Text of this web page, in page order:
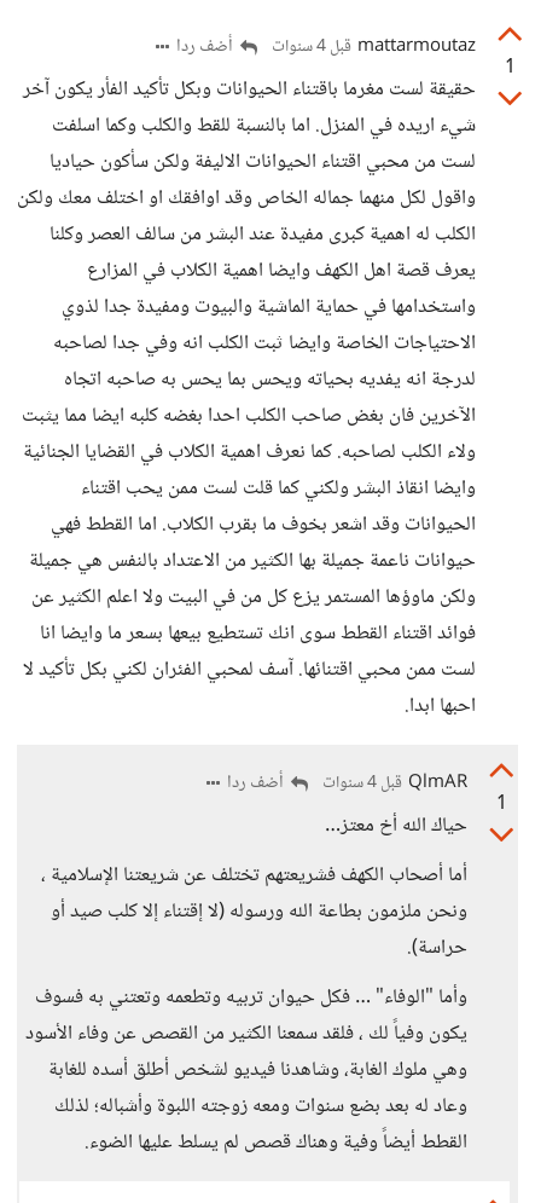
1
mattarmoutaz قبل 4 سنوات أضف ردا
حقيقة لست مغرما باقتناء الحيوانات وبكل تأكيد الفأر يكون آخر
شيء اريده في المنزل. اما بالنسبة للقط والكلب وكما اسلفت
لست من محبي اقتناء الحيوانات الاليفة ولكن سأكون حياديا
واقول لكل منهما جماله الخاص وقد اوافقك او اختلف معك ولكن
الكلب له اهمية كبرى مفيدة عند البشر من سالف العصر وكلنا
يعرف قصة اهل الكهف وايضا اهمية الكلاب في المزارع
واستخدامها في حماية الماشية والبيوت ومفيدة جدا لذوي
الاحتياجات الخاصة وايضا ثبت الكلب انه وفي جدا لصاحبه
لدرجة انه يفديه بحياته ويحس بما يحس به صاحبه اتجاه
الآخرين فان بغض صاحب الكلب احدا بغضه كلبه ايضا مما يثبت
ولاء الكلب لصاحبه. كما نعرف اهمية الكلاب في القضايا الجنائية
وايضا انقاذ البشر ولكني كما قلت لست ممن يحب اقتناء
الحيوانات وقد اشعر بخوف ما بقرب الكلاب. اما القطط فهي
حيوانات ناعمة جميلة بها الكثير من الاعتداد بالنفس هي جميلة
ولكن ماوؤها المستمر يزع كل من في البيت ولا اعلم الكثير عن
فوائد اقتناء القطط سوى انك تستطيع بيعها بسعر ما وايضا انا
لست ممن محبي اقتنائها. آسف لمحبي الفئران لكني بكل تأكيد لا
احبها ابدا.
1
QlmAR قبل 4 سنوات أضف ردا
حياك الله أخ معتز…
أما أصحاب الكهف فشريعتهم تختلف عن شريعتنا الإسلامية ،
ونحن ملزمون بطاعة الله ورسوله (لا إقتناء إلا كلب صيد أو
حراسة).
وأما "الوفاء" … فكل حيوان تربيه وتطعمه وتعتني به فسوف
يكون وفياً لك ، فلقد سمعنا الكثير من القصص عن وفاء الأسود
وهي ملوك الغابة، وشاهدنا فيديو لشخص أطلق أسده للغابة
وعاد له بعد بضع سنوات ومعه زوجته اللبوة وأشباله؛ لذلك
القطط أيضاً وفية وهناك قصص لم يسلط عليها الضوء.